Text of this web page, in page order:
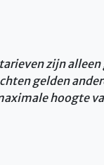
zijn
gelden
hoogte